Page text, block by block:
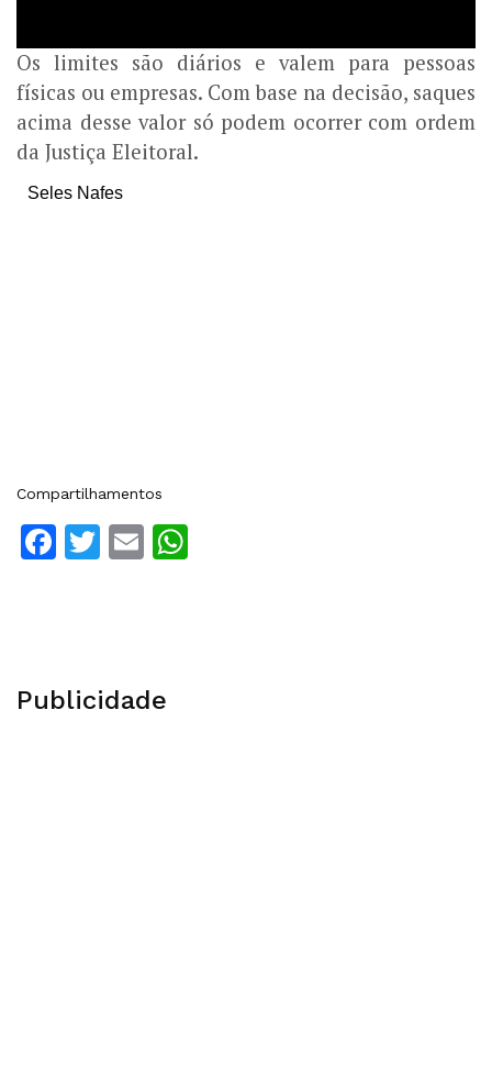
Os limites são diários e valem para pessoas
físicas ou empresas. Com base na decisão, saques
acima desse valor só podem ocorrer com ordem
da Justiça Eleitoral.
Seles Nafes
Compartilhamentos
Facebook
Twitter
Email
Publicidade